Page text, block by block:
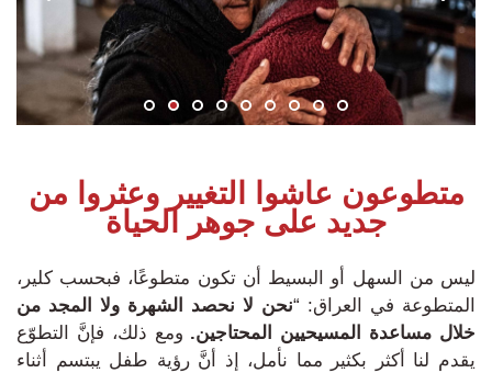
متطوعون عاشوا التغيير وعثروا من
جديد على جوهر الحياة
ليس من السهل أو البسيط أن تكون متطوعًا، فبحسب كلير،
المتطوعة في العراق: “نحن لا نحصد الشهرة ولا المجد من
خلال مساعدة المسيحيين المحتاجين. ومع ذلك، فإنَّ التطوّع
يقدم لنا أكثر بكثير مما نأمل، إذ أنَّ رؤية طفل يبتسم أثناء